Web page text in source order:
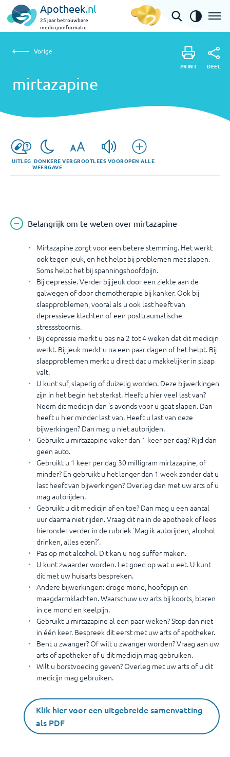
Apotheek.nl
25 jaar betrouwbare
medicijninformatie
mirtazapine
Vorige
mirtazapine
PRINT DEEL
UITLEG DONKERE
WEERGAVE
VERGROOTLEES VOOROPEN ALLE
Belangrijk om te weten over mirtazapine
Mirtazapine zorgt voor een betere stemming. Het werkt
ook tegen jeuk, en het helpt bij problemen met slapen.
Soms helpt het bij spanningshoofdpijn.
Bij depressie. Verder bij jeuk door een ziekte aan de
galwegen of door chemotherapie bij kanker. Ook bij
slaapproblemen, vooral als u ook last heeft van
depressieve klachten of een posttraumatische
stressstoornis.
Bij depressie merkt u pas na 2 tot 4 weken dat dit medicijn
werkt. Bij jeuk merkt u na een paar dagen of het helpt. Bij
slaapproblemen merkt u direct dat u makkelijker in slaap
valt.
U kunt suf, slaperig of duizelig worden. Deze bijwerkingen
zijn in het begin het sterkst. Heeft u hier veel last van?
Neem dit medicijn dan 's avonds voor u gaat slapen. Dan
heeft u hier minder last van. Heeft u last van deze
bijwerkingen? Dan mag u niet autorijden.
Gebruikt u mirtazapine vaker dan 1 keer per dag? Rijd dan
geen auto.
Gebruikt u 1 keer per dag 30 milligram mirtazapine, of
minder? En gebruikt u het langer dan 1 week zonder dat u
last heeft van bijwerkingen? Overleg dan met uw arts of u
mag autorijden.
Gebruikt u dit medicijn af en toe? Dan mag u een aantal
uur daarna niet rijden. Vraag dit na in de apotheek of lees
hieronder verder in de rubriek 'Mag ik autorijden, alcohol
drinken, alles eten?'.
Pas op met alcohol. Dit kan u nog suffer maken.
U kunt zwaarder worden. Let goed op wat u eet. U kunt
dit met uw huisarts bespreken.
Andere bijwerkingen: droge mond, hoofdpijn en
maagdarmklachten. Waarschuw uw arts bij koorts, blaren
in de mond en keelpijn.
Gebruikt u mirtazapine al een paar weken? Stop dan niet
in één keer. Bespreek dit eerst met uw arts of apotheker.
Bent u zwanger? Of wilt u zwanger worden? Vraag aan uw
arts of apotheker of u dit medicijn mag gebruiken.
Wilt u borstvoeding geven? Overleg met uw arts of u dit
medicijn mag gebruiken.
Klik hier voor een uitgebreide samenvatting
als PDF